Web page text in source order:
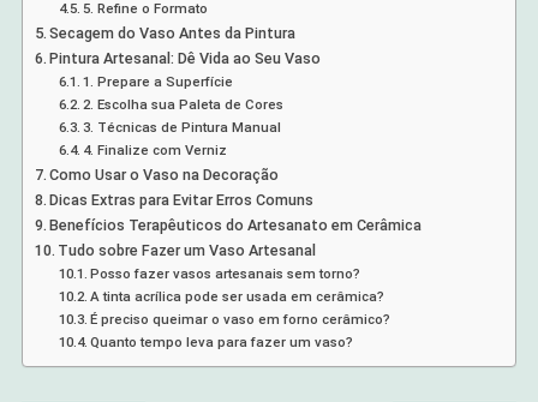
5. Refine o Formato
Secagem do Vaso Antes da Pintura
Pintura Artesanal: Dê Vida ao Seu Vaso
1. Prepare a Superfície
2. Escolha sua Paleta de Cores
3. Técnicas de Pintura Manual
4. Finalize com Verniz
Como Usar o Vaso na Decoração
Dicas Extras para Evitar Erros Comuns
Benefícios Terapêuticos do Artesanato em Cerâmica
Tudo sobre Fazer um Vaso Artesanal
Posso fazer vasos artesanais sem torno?
A tinta acrílica pode ser usada em cerâmica?
É preciso queimar o vaso em forno cerâmico?
Quanto tempo leva para fazer um vaso?